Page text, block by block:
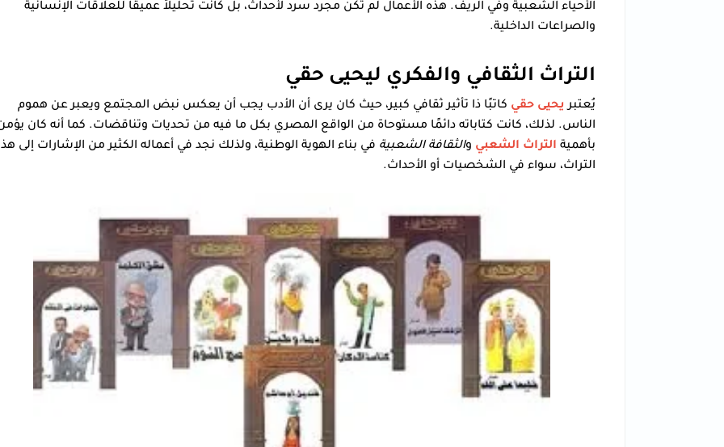
الأحياء الشعبية وفي الريف. هذه الأعمال لم تكن مجرد سرد لأحداث، بل كانت تحليلاً عميقًا للعلاقات الإنسانية
والصراعات الداخلية.
التراث الثقافي والفكري ليحيى حقي
يُعتبر يحيى حقي كاتبًا ذا تأثير ثقافي كبير، حيث كان يرى أن الأدب يجب أن يعكس نبض المجتمع ويعبر عن هموم
الناس. لذلك، كانت كتاباته دائمًا مستوحاة من الواقع المصري بكل ما فيه من تحديات وتناقضات. كما أنه كان
بأهمية التراث الشعبي والثقافة الشعبية في بناء الهوية الوطنية، ولذلك نجد في أعماله الكثير من الإشارات إلى
التراث، سواء في الشخصيات أو الأحداث.